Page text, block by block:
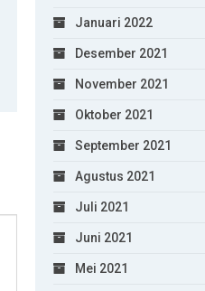
Januari 2022
Desember 2021
November 2021
Oktober 2021
September 2021
Agustus 2021
Juli 2021
Juni 2021
Mei 2021